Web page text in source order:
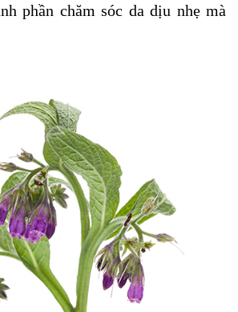
phần chăm sóc da dịu nhẹ mà